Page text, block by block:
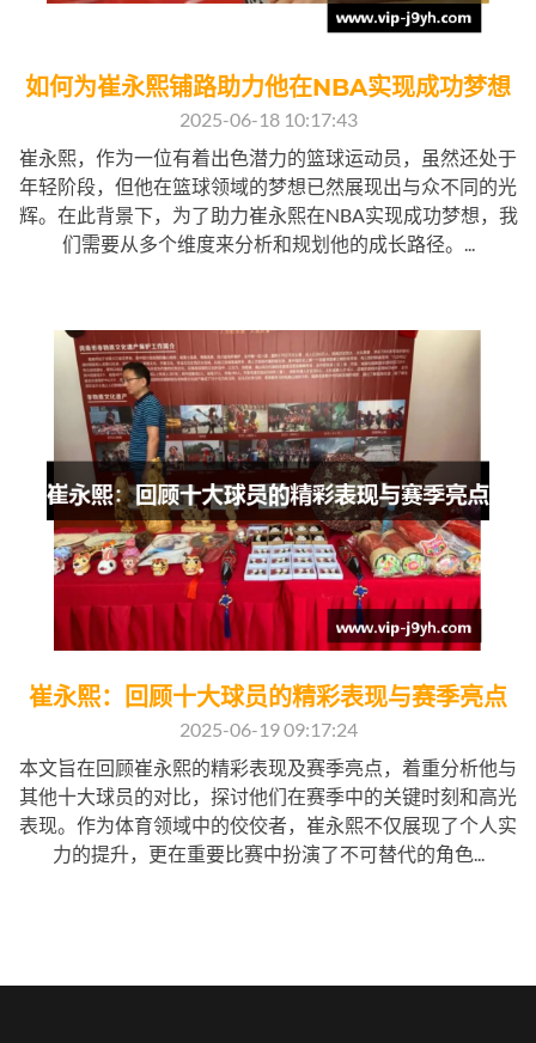
如何为崔永熙铺路助力他在NBA实现成功梦想
2025-06-18 10:17:43
崔永熙，作为一位有着出色潜力的篮球运动员，虽然还处于
年轻阶段，但他在篮球领域的梦想已然展现出与众不同的光
辉。在此背景下，为了助力崔永熙在NBA实现成功梦想，我
们需要从多个维度来分析和规划他的成长路径。...
崔永熙：回顾十大球员的精彩表现与赛季亮点
2025-06-19 09:17:24
本文旨在回顾崔永熙的精彩表现及赛季亮点，着重分析他与
其他十大球员的对比，探讨他们在赛季中的关键时刻和高光
表现。作为体育领域中的佼佼者，崔永熙不仅展现了个人实
力的提升，更在重要比赛中扮演了不可替代的角色...